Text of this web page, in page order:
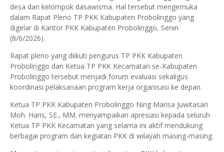
desa dan kelompok dasawisma. Hal tersebut mengemuka
dalam Rapat Pleno TP PKK Kabupaten Probolinggo yang
digelar di Kantor PKK Kabupaten Probolinggo, Senin
(8/6/2026).
Rapat pleno yang diikuti pengurus TP PKK Kabupaten
Probolinggo dan Ketua TP PKK Kecamatan se-Kabupaten
Probolinggo tersebut menjadi forum evaluasi sekaligus
koordinasi pelaksanaan program kerja organisasi ke depan.
Ketua TP PKK Kabupaten Probolinggo Ning Marisa Juwitasari
Moh. Haris, SE., MM. menyampaikan apresiasi kepada seluruh
Ketua TP PKK Kecamatan yang selama ini aktif mendukung
berbagai program dan kegiatan PKK di wilayah masing-masing.